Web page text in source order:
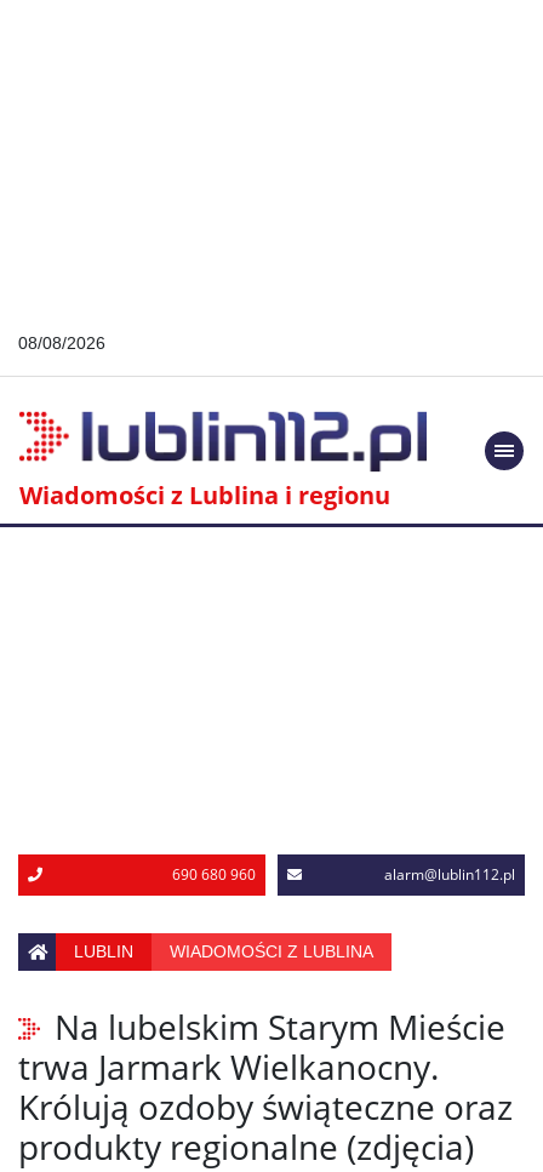
08/08/2026
Wiadomości z Lublina i regionu
690 680 960 alarm@lublin112.pl
LUBLIN WIADOMOŚCI Z LUBLINA
Na lubelskim Starym Mieście
trwa Jarmark Wielkanocny.
Królują ozdoby świąteczne oraz
produkty regionalne (zdjęcia)